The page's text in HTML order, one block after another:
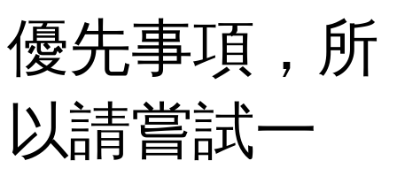
優先事項，所
以請嘗試一